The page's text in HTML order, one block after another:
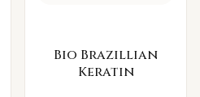
Bio Brazillian
Keratin